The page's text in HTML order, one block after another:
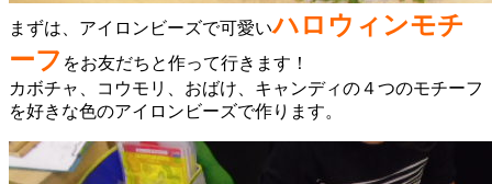
まずは、アイロンビーズで可愛いハロウィンモチ
ーフ をお友だちと作って行きます！
カボチャ、コウモリ、おばけ、キャンディの４つのモチーフ
を好きな色のアイロンビーズで作ります。